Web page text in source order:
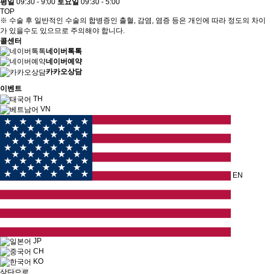
TOP
※ 수술 후 일반적인 수술의 합병증인 출혈, 감염, 염증 등은 개인에 따라 정도의 차이
가 있을수도 있으므로 주의해야 합니다.
콜센터
네이버톡톡
네이버예약
카카오상담
이벤트
TH
VN
EN
JP
CH
KO
상단으로